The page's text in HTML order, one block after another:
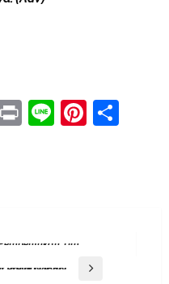
PrintLine
Belian Adat Paser Nondoi